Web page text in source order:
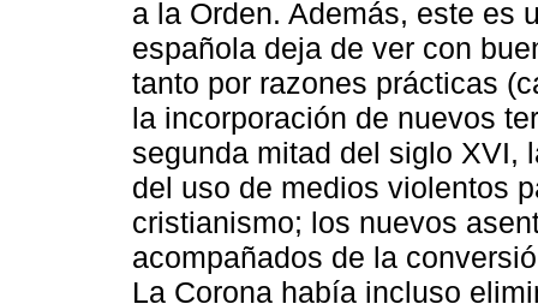
a la Orden. Además, este es
española deja de ver con
tanto por razones prácticas
la incorporación de nuevos
segunda mitad del siglo XVI,
del uso de medios violentos
cristianismo; los nuevos
acompañados de la
La Corona había incluso